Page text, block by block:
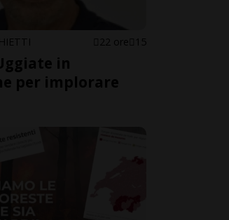
22 ore 15
in
per implorare